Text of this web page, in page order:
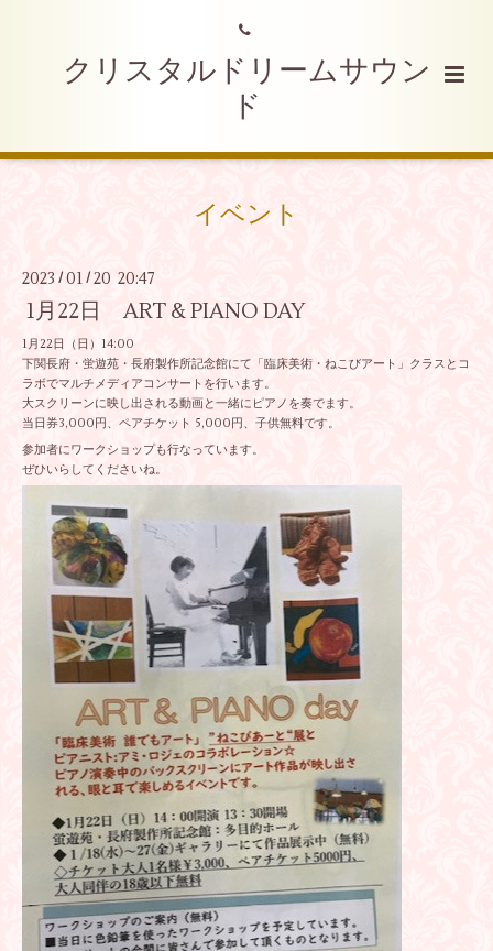
クリスタルドリームサウン
ド
イベント
2023 /01 /20 20:47
1月22日 ART & PIANO DAY
1月22日（日）14:00
下関長府・蛍遊苑・長府製作所記念館にて「臨床美術・ねこびアート」クラスとコ
ラボでマルチメディアコンサートを行います。
大スクリーンに映し出される動画と一緒にピアノを奏でます。
当日券3,000円、ペアチケット 5,000円、子供無料です。
参加者にワークショップも行なっています。
ぜひいらしてくださいね。